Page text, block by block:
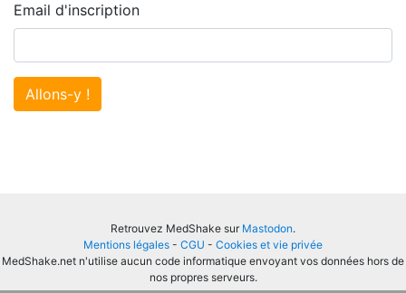
Email d'inscription
Allons-y !
Retrouvez MedShake sur Mastodon.
Mentions légales - CGU - Cookies et vie privée
MedShake.net n'utilise aucun code informatique envoyant vos données hors de
nos propres serveurs.